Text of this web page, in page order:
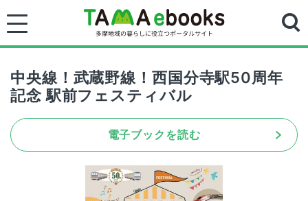
中央線！武蔵野線！西国分寺駅50周年
記念 駅前フェスティバル
電子ブックを読む